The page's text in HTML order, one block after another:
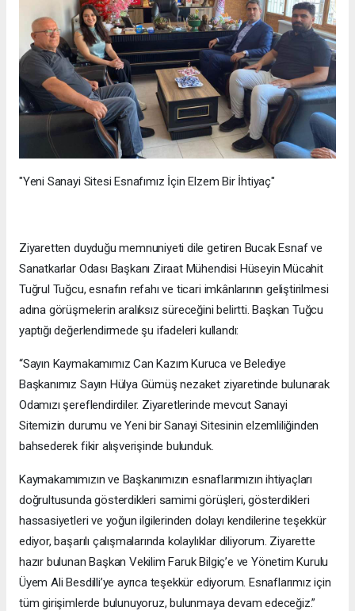
"Yeni Sanayi Sitesi Esnafımız İçin Elzem Bir İhtiyaç"
Ziyaretten duyduğu memnuniyeti dile getiren Bucak Esnaf ve
Sanatkarlar Odası Başkanı Ziraat Mühendisi Hüseyin Mücahit
Tuğrul Tuğcu, esnafın refahı ve ticari imkânlarının geliştirilmesi
adına görüşmelerin aralıksız süreceğini belirtti. Başkan Tuğcu
yaptığı değerlendirmede şu ifadeleri kullandı:
“Sayın Kaymakamımız Can Kazım Kuruca ve Belediye
Başkanımız Sayın Hülya Gümüş nezaket ziyaretinde bulunarak
Odamızı şereflendirdiler. Ziyaretlerinde mevcut Sanayi
Sitemizin durumu ve Yeni bir Sanayi Sitesinin elzemliliğinden
bahsederek fikir alışverişinde bulunduk.
Kaymakamımızın ve Başkanımızın esnaflarımızın ihtiyaçları
doğrultusunda gösterdikleri samimi görüşleri, gösterdikleri
hassasiyetleri ve yoğun ilgilerinden dolayı kendilerine teşekkür
ediyor, başarılı çalışmalarında kolaylıklar diliyorum. Ziyarette
hazır bulunan Başkan Vekilim Faruk Bilgiç’e ve Yönetim Kurulu
Üyem Ali Besdilli’ye ayrıca teşekkür ediyorum. Esnaflarımız için
tüm girişimlerde bulunuyoruz, bulunmaya devam edeceğiz.”